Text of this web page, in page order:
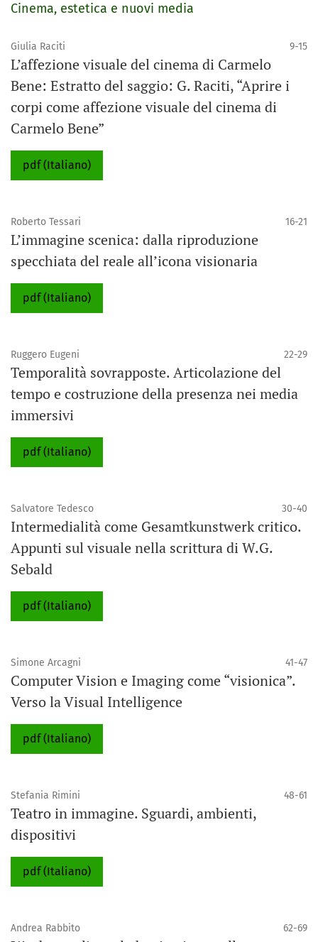
Cinema, estetica e nuovi media
Giulia Raciti 9-15
L’affezione visuale del cinema di Carmelo
Bene: Estratto del saggio: G. Raciti, “Aprire i
corpi come affezione visuale del cinema di
Carmelo Bene”
pdf (Italiano)
Roberto Tessari 16-21
L’immagine scenica: dalla riproduzione
specchiata del reale all’icona visionaria
pdf (Italiano)
Ruggero Eugeni 22-29
Temporalità sovrapposte. Articolazione del
tempo e costruzione della presenza nei media
immersivi
pdf (Italiano)
Salvatore Tedesco 30-40
Intermedialità come Gesamtkunstwerk critico.
Appunti sul visuale nella scrittura di W.G.
Sebald
pdf (Italiano)
Simone Arcagni 41-47
Computer Vision e Imaging come “visionica”.
Verso la Visual Intelligence
pdf (Italiano)
Stefania Rimini 48-61
Teatro in immagine. Sguardi, ambienti,
dispositivi
pdf (Italiano)
Andrea Rabbito 62-69